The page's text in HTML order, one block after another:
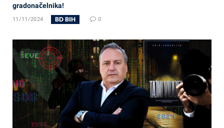
gradonačelnika!
11/11/2024 BD BIH 0